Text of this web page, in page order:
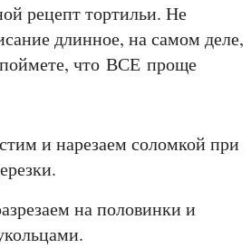
рецепт тортильи. Не
длинное, на самом деле,
поймете, что ВСЕ проще
и нарезаем соломкой при
на половинки и